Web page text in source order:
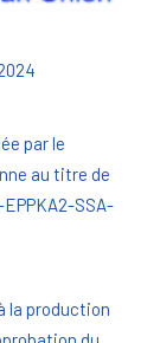
par le
au titre de
SSA-
la production